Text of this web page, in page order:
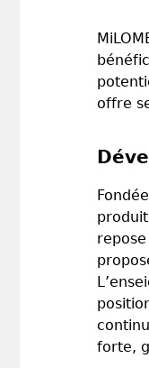
offre
forte,